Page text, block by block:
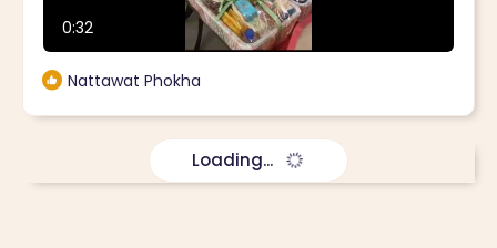
0:32
Nattawat Phokha
Loading...